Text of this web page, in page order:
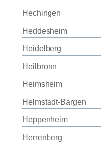
Hechingen
Heddesheim
Heidelberg
Heilbronn
Heimsheim
Helmstadt-Bargen
Heppenheim
Herrenberg